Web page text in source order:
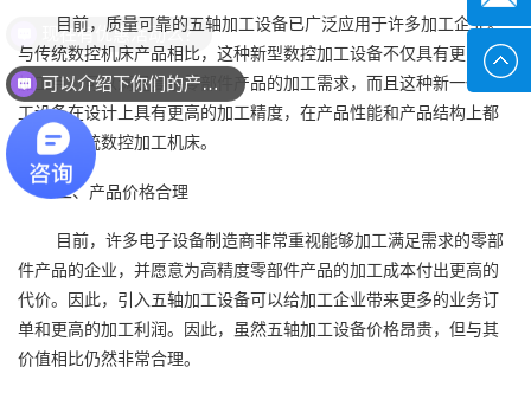
目前，质量可靠的五轴加工设备已广泛应用于许多加工企业。
与传统数控机床产品相比，这种新型数控加工设备不仅具有更多的
加工点，可以满足复杂零部件产品的加工需求，而且这种新一代加
工设备在设计上具有更高的加工精度，在产品性能和产品结构上都
远强于传统数控加工机床。
二、产品价格合理
目前，许多电子设备制造商非常重视能够加工满足需求的零部
件产品的企业，并愿意为高精度零部件产品的加工成本付出更高的
代价。因此，引入五轴加工设备可以给加工企业带来更多的业务订
单和更高的加工利润。因此，虽然五轴加工设备价格昂贵，但与其
价值相比仍然非常合理。
现在有优惠活动么？